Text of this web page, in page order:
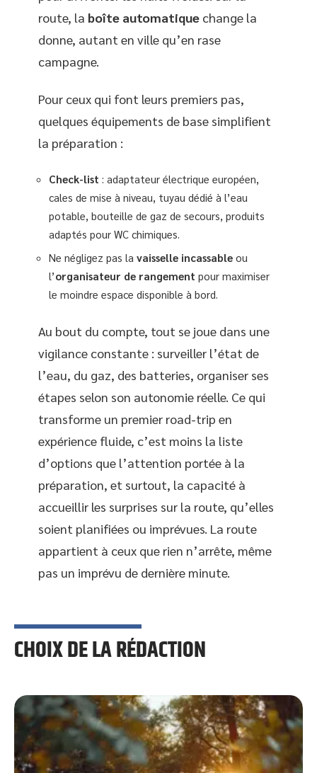
route, la boîte automatique change la
donne, autant en ville qu’en rase
campagne.
Pour ceux qui font leurs premiers pas,
quelques équipements de base simplifient
la préparation :
Check-list : adaptateur électrique européen,
cales de mise à niveau, tuyau dédié à l’eau
potable, bouteille de gaz de secours, produits
adaptés pour WC chimiques.
Ne négligez pas la vaisselle incassable ou
l’organisateur de rangement pour maximiser
le moindre espace disponible à bord.
Au bout du compte, tout se joue dans une
vigilance constante : surveiller l’état de
l’eau, du gaz, des batteries, organiser ses
étapes selon son autonomie réelle. Ce qui
transforme un premier road-trip en
expérience fluide, c’est moins la liste
d’options que l’attention portée à la
préparation, et surtout, la capacité à
accueillir les surprises sur la route, qu’elles
soient planifiées ou imprévues. La route
appartient à ceux que rien n’arrête, même
pas un imprévu de dernière minute.
CHOIX DE LA RÉDACTION